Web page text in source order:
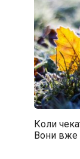
Коли
Вони вже